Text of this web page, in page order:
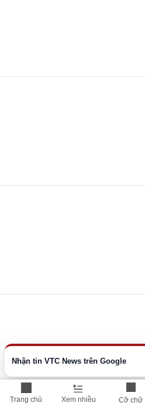
Trang chủ Xem nhiều Cỡ chữ
Nhận tin VTC News trên Google